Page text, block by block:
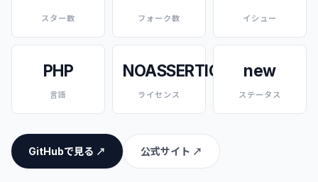
スター数 フォーク数 イシュー
PHP
言語
NOASSERTION
ライセンス
new
ステータス
GitHubで見る ↗ 公式サイト ↗